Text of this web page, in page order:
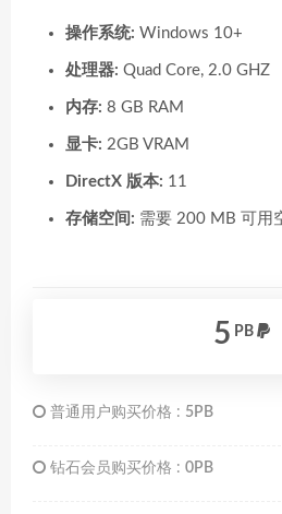
操作系统: Windows 10+
处理器: Quad Core, 2.0 GHZ
内存: 8 GB RAM
显卡: 2GB VRAM
DirectX 版本: 11
存储空间: 需要 200 MB 可用
5 PB
普通用户购买价格 : 5PB
钻石会员购买价格 : 0PB